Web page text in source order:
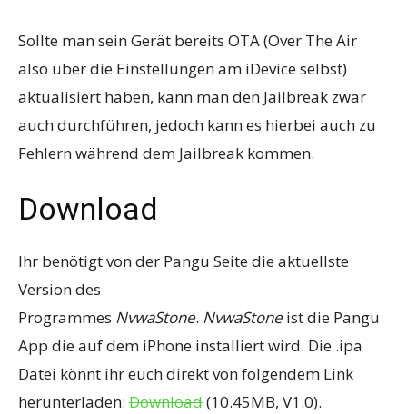
Sollte man sein Gerät bereits OTA (Over The Air
also über die Einstellungen am iDevice selbst)
aktualisiert haben, kann man den Jailbreak zwar
auch durchführen, jedoch kann es hierbei auch zu
Fehlern während dem Jailbreak kommen.
Download
Ihr benötigt von der Pangu Seite die aktuellste
Version des
Programmes NvwaStone. NvwaStone ist die Pangu
App die auf dem iPhone installiert wird. Die .ipa
Datei könnt ihr euch direkt von folgendem Link
herunterladen: Download(10.45MB, V1.0).